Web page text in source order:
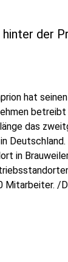
hinter der
hat
das
in
Mitarbeiter. /